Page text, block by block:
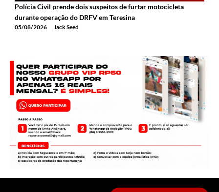
Polícia Civil prende dois suspeitos de furtar motocicleta
durante operação do DRFV em Teresina
05/08/2026 Jack Seed